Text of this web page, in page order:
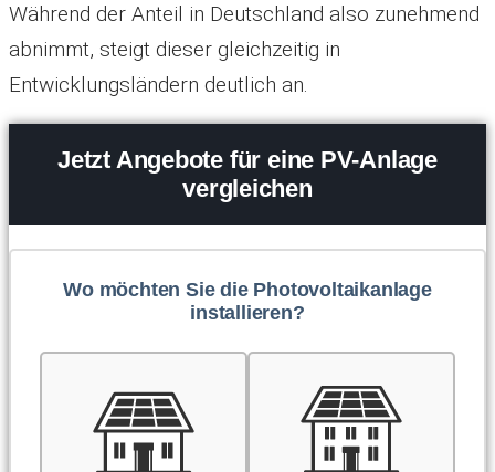
Während der Anteil in Deutschland also zunehmend
abnimmt, steigt dieser gleichzeitig in
Entwicklungsländern deutlich an.